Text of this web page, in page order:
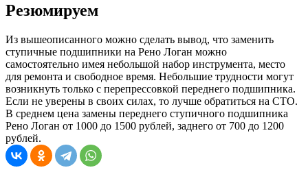
Резюмируем
Из вышеописанного можно сделать вывод, что заменить
ступичные подшипники на Рено Логан можно
самостоятельно имея небольшой набор инструмента, место
для ремонта и свободное время. Небольшие трудности могут
возникнуть только с перепрессовкой переднего подшипника.
Если не уверены в своих силах, то лучше обратиться на СТО.
В среднем цена замены переднего ступичного подшипника
Рено Логан от 1000 до 1500 рублей, заднего от 700 до 1200
рублей.